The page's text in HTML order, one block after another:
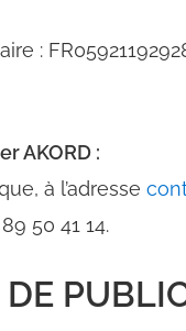
:
AKORD :
à l’adresse
50 41 14.
DE